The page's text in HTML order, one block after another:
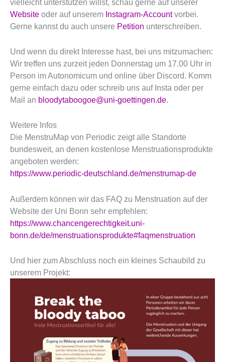
vielleicht unterstützen willst, schau gerne auf unserer
Website oder auf unserem Instagram-Accountvorbei.
Gerne kannst du auch unsere Petition unterschreiben.
Und wenn du direkt Interesse hast, bei uns mitzumachen:
Wir treffen uns zurzeit jeden Donnerstag um 17.00 Uhr in
Person im Autonomicum und online über Discord. Komm
gerne einfach dazu oder schreib uns auf Insta oder per
Mail an bloodytaboogoe@uni-goettingen.de.
Weitere Infos
Die MenstruMap von Periodic zeigt alle Standorte
bundesweit, an denen kostenlose Menstruationsprodukte
angeboten werden:
https://www.periodic-deutschland.de/menstrumap-de
Außerdem können wir das FAQ zu Menstruation auf der
Website der Uni Bonn sehr empfehlen:
https://www.chancengerechtigkeit.uni-
bonn.de/de/menstruationsprodukte#faqmenstruation
Und hier zum Abschluss noch ein kleines Schaubild zu
unserem Projekt: